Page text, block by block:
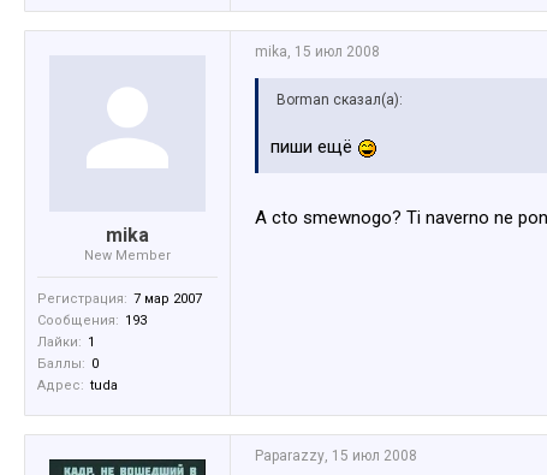
mika
New Member
Регистрация: 7 мар 2007
Сообщения: 193
Лайки: 1
Баллы: 0
Адрес: tuda
mika, 15 июл 2008
Borman сказал(а):
пиши ещё
A cto smewnogo? Ti naverno ne
Paparazzy, 15 июл 2008